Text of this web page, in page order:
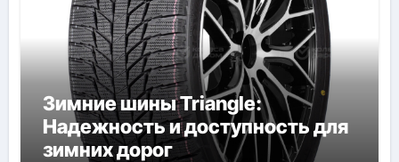
Зимние шины Triangle:
Надежность и доступность для
зимних дорог